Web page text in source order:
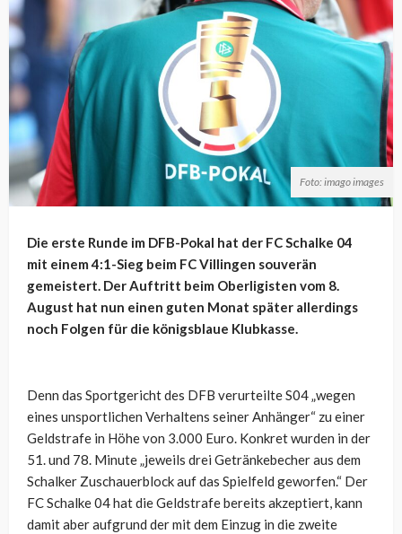
Foto: imago images
Die erste Runde im DFB-Pokal hat der FC Schalke 04
mit einem 4:1-Sieg beim FC Villingen souverän
gemeistert. Der Auftritt beim Oberligisten vom 8.
August hat nun einen guten Monat später allerdings
noch Folgen für die königsblaue Klubkasse.
Denn das Sportgericht des DFB verurteilte S04 „wegen
eines unsportlichen Verhaltens seiner Anhänger“ zu einer
Geldstrafe in Höhe von 3.000 Euro. Konkret wurden in der
51. und 78. Minute „jeweils drei Getränkebecher aus dem
Schalker Zuschauerblock auf das Spielfeld geworfen.“ Der
FC Schalke 04 hat die Geldstrafe bereits akzeptiert, kann
damit aber aufgrund der mit dem Einzug in die zweite